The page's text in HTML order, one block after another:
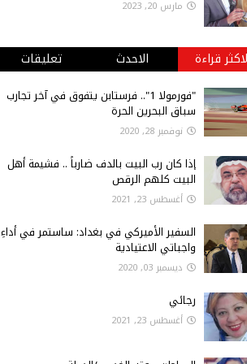
مارس 20, 2023
قراءة الاحدث تعليقات
"فورمولا 1".. فرستابن يتفوق في آخر تجارب
سباق البحرين الحرة
نوفمبر 28, 2020
إذا كان رب البيت بالدف ضارباً .. فشيمة أهل
البيت كلهم الرقص
أغسطس 23, 2021
السفير الأميركي في بغداد: ساستمر في أداءِ
واجباتي الاعتيادية
ديسمبر 03, 2020
رجائي
أغسطس 23, 2021